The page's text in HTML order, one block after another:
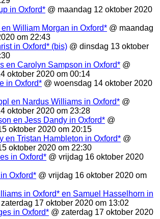
in Oxford* @ maandag 12 oktober 2020
en William Morgan in Oxford* @ maandag
om 22:43
in Oxford* (bis) @ dinsdag 13 oktober
en Carolyn Sampson in Oxford* @
oktober 2020 om 00:14
in Oxford* @ woensdag 14 oktober 2020
en Nardus Williams in Oxford* @
oktober 2020 om 23:28
en Jess Dandy in Oxford* @
oktober 2020 om 20:15
en Tristan Hambleton in Oxford* @
oktober 2020 om 22:30
in Oxford* @ vrijdag 16 oktober 2020
Oxford* @ vrijdag 16 oktober 2020 om
in Oxford* en Samuel Hasselhorn in
zaterdag 17 oktober 2020 om 13:02
in Oxford* @ zaterdag 17 oktober 2020